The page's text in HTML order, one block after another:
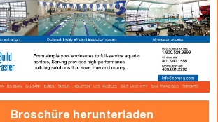
Broschüre herunterladen